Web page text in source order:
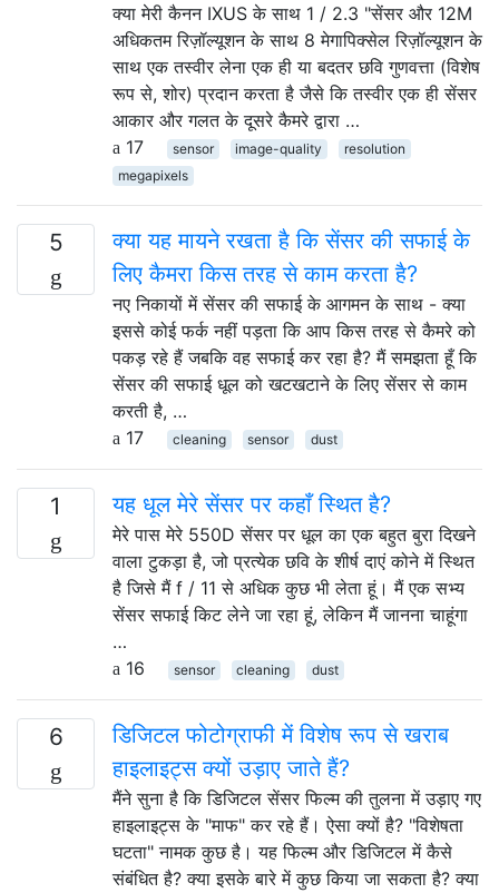
क्या मेरी कैनन IXUS के साथ 1 / 2.3 "सेंसर और 12M
अधिकतम रिज़ॉल्यूशन के साथ 8 मेगापिक्सेल रिज़ॉल्यूशन के
साथ एक तस्वीर लेना एक ही या बदतर छवि गुणवत्ता (विशेष
रूप से, शोर) प्रदान करता है जैसे कि तस्वीर एक ही सेंसर
आकार और गलत के दूसरे कैमरे द्वारा …
17
sensor image-quality
resolution
megapixels
5
क्या यह मायने रखता है कि सेंसर की सफाई के
लिए कैमरा किस तरह से काम करता है?
नए निकायों में सेंसर की सफाई के आगमन के साथ - क्या
इससे कोई फर्क नहीं पड़ता कि आप किस तरह से कैमरे को
पकड़ रहे हैं जबकि वह सफाई कर रहा है? मैं समझता हूँ कि
सेंसर की सफाई धूल को खटखटाने के लिए सेंसर से काम
करती है, …
17
cleaning sensor dust
1 यह धूल मेरे सेंसर पर कहाँ स्थित है?
मेरे पास मेरे 550D सेंसर पर धूल का एक बहुत बुरा दिखने
वाला टुकड़ा है, जो प्रत्येक छवि के शीर्ष दाएं कोने में स्थित
है जिसे मैं f / 11 से अधिक कुछ भी लेता हूं। मैं एक सभ्य
सेंसर सफाई किट लेने जा रहा हूं, लेकिन मैं जानना चाहूंगा
…
16
sensor cleaning dust
6
डिजिटल फोटोग्राफी में विशेष रूप से खराब
हाइलाइट्स क्यों उड़ाए जाते हैं?
मैंने सुना है कि डिजिटल सेंसर फिल्म की तुलना में उड़ाए गए
हाइलाइट्स के "माफ" कर रहे हैं। ऐसा क्यों है? "विशेषता
घटता" नामक कुछ है। यह फिल्म और डिजिटल में कैसे
संबंधित है? क्या इसके बारे में कुछ किया जा सकता है? क्या